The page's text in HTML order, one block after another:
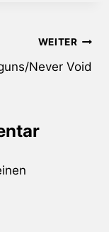
WEITER
Never Void